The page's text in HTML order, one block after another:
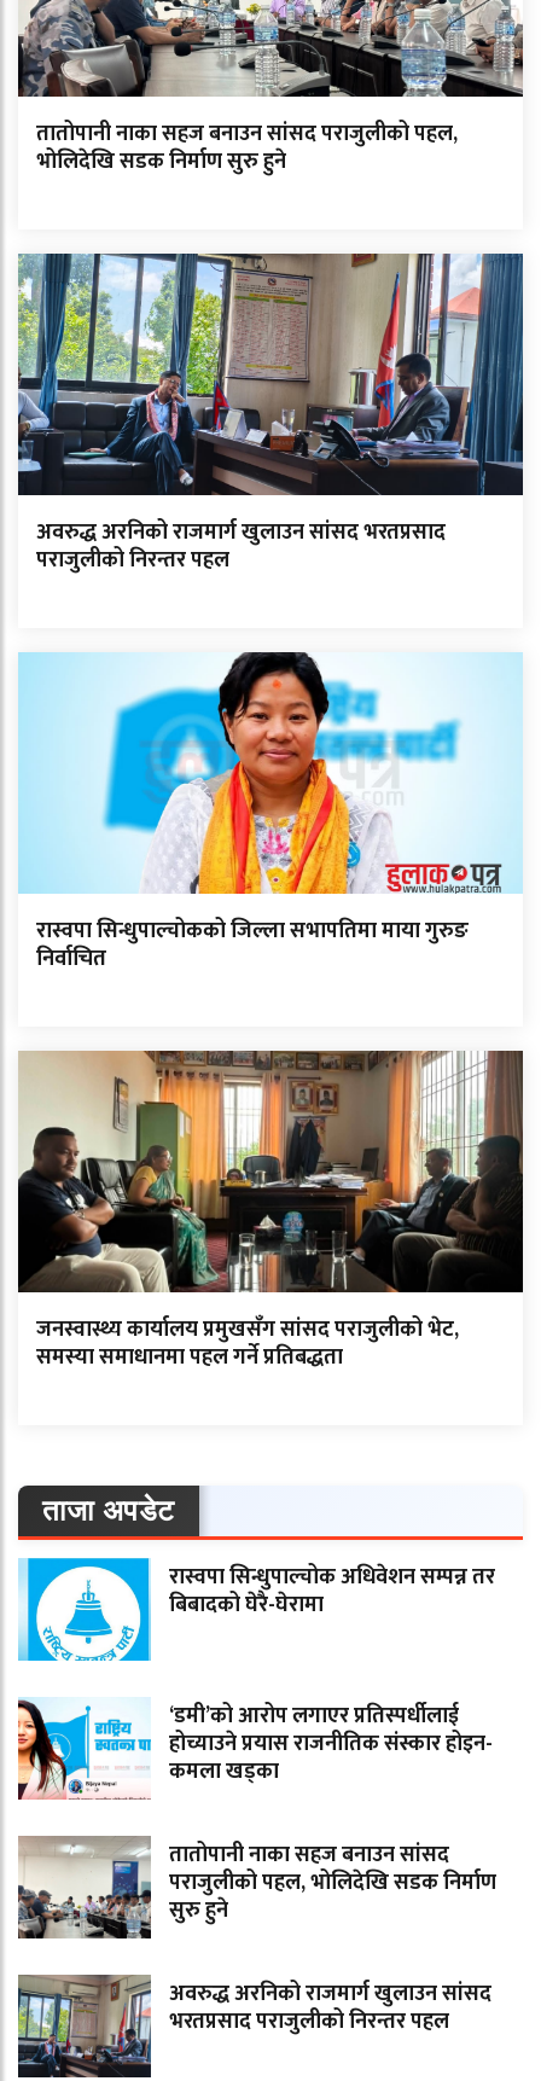
तातोपानी नाका सहज बनाउन सांसद पराजुलीको पहल,
भोलिदेखि सडक निर्माण सुरु हुने
अवरुद्ध अरनिको राजमार्ग खुलाउन सांसद भरतप्रसाद
पराजुलीको निरन्तर पहल
रास्वपा सिन्धुपाल्चोकको जिल्ला सभापतिमा माया गुरुङ
निर्वाचित
जनस्वास्थ्य कार्यालय प्रमुखसँग सांसद पराजुलीको भेट,
समस्या समाधानमा पहल गर्ने प्रतिबद्धता
ताजा अपडेट
रास्वपा सिन्धुपाल्चोक अधिवेशन सम्पन्न तर
बिबादको घेरै-घेरामा
‘डमी’को आरोप लगाएर प्रतिस्पर्धीलाई
होच्याउने प्रयास राजनीतिक संस्कार होइन-
कमला खड्का
तातोपानी नाका सहज बनाउन सांसद
पराजुलीको पहल, भोलिदेखि सडक निर्माण
सुरु हुने
अवरुद्ध अरनिको राजमार्ग खुलाउन सांसद
भरतप्रसाद पराजुलीको निरन्तर पहल